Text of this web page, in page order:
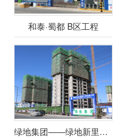
和泰·蜀都 B区工程
绿地集团——绿地新里城项目